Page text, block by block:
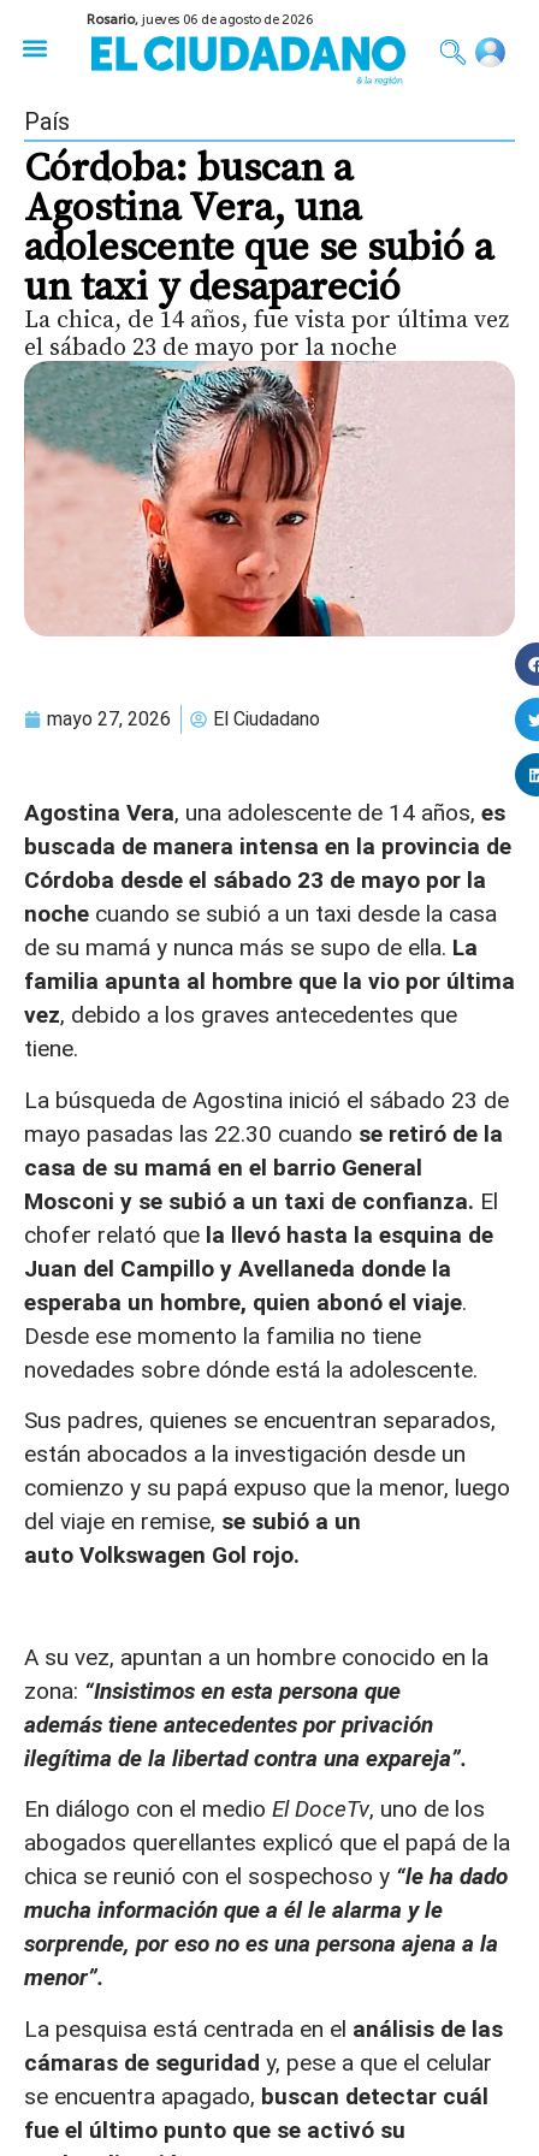
Rosario,jueves 06 de agosto de 2026
País
Córdoba: buscan a
Agostina Vera, una
adolescente que se subió a
un taxi y desapareció
La chica, de 14 años, fue vista por última vez
el sábado 23 de mayo por la noche
mayo 27, 2026 El Ciudadano
Agostina Vera, una adolescente de 14 años, es
buscada de manera intensa en la provincia de
Córdoba desde el sábado 23 de mayo por la
noche cuando se subió a un taxi desde la casa
de su mamá y nunca más se supo de ella. La
familia apunta al hombre que la vio por última
vez, debido a los graves antecedentes que
tiene.
La búsqueda de Agostina inició el sábado 23 de
mayo pasadas las 22.30 cuando se retiró de la
casa de su mamá en el barrio General
Mosconi y se subió a un taxi de confianza. El
chofer relató que la llevó hasta la esquina de
Juan del Campillo y Avellaneda donde la
esperaba un hombre, quien abonó el viaje.
Desde ese momento la familia no tiene
novedades sobre dónde está la adolescente.
Sus padres, quienes se encuentran separados,
están abocados a la investigación desde un
comienzo y su papá expuso que la menor, luego
del viaje en remise, se subió a un
auto Volkswagen Gol rojo.
A su vez, apuntan a un hombre conocido en la
zona: “Insistimos en esta persona que
además tiene antecedentes por privación
ilegítima de la libertad contra una expareja”.
En diálogo con el medio El DoceTv, uno de los
abogados querellantes explicó que el papá de la
chica se reunió con el sospechoso y “le ha dado
mucha información que a él le alarma y le
sorprende, por eso no es una persona ajena a la
menor”.
La pesquisa está centrada en el análisis de las
cámaras de seguridad y, pese a que el celular
se encuentra apagado, buscan detectar cuál
fue el último punto que se activó su